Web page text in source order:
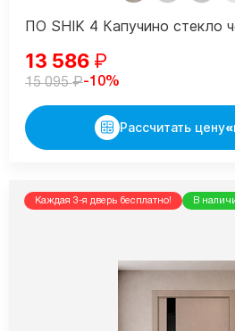
ПО SHIK 4 Капучино стекло
13 586 ₽
15 095₽-10%
Рассчитать цену
Каждая 3-я дверь бесплатно! В